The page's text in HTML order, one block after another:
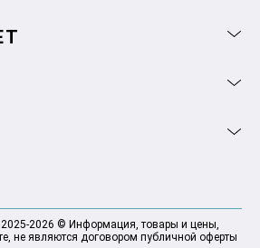
2026 © Информация, товары и цены,
не являются договором публичной оферты